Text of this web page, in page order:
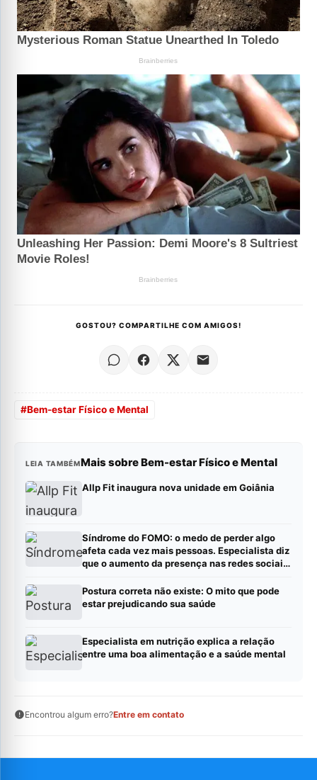
GOSTOU? COMPARTILHE COM AMIGOS!
#Bem-estar Físico e Mental
LEIA TAMBÉMMais sobre Bem-estar Físico e Mental
Allp Fit inaugura nova unidade em Goiânia
Síndrome do FOMO: o medo de perder algo
afeta cada vez mais pessoas. Especialista diz
que o aumento da presença nas redes sociais
Postura correta não existe: O mito que pode
estar prejudicando sua saúde
Especialista em nutrição explica a relação
entre uma boa alimentação e a saúde mental
Encontrou algum erro?Entre em contato